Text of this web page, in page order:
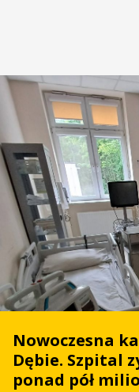
Nowoczesna
Dębie. Szpital
ponad pół